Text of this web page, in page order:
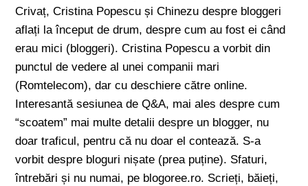
Crivaț, Cristina Popescu și Chinezu despre bloggeri
aflați la început de drum, despre cum au fost ei când
erau mici (bloggeri). Cristina Popescu a vorbit din
punctul de vedere al unei companii mari
(Romtelecom), dar cu deschiere către online.
Interesantă sesiunea de Q&A, mai ales despre cum
“scoatem” mai multe detalii despre un blogger, nu
doar traficul, pentru că nu doar el contează. S-a
vorbit despre bloguri nișate (prea puține). Sfaturi,
întrebări și nu numai, pe blogoree.ro. Scrieți, băieți,